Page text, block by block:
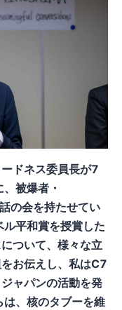
ドネス委員長が7
被爆者・
の会を持たせてい
平和賞を授賞した
ついて、様々な立
お伝えし、私はC7
ャパンの活動を発
、核のタブーを維